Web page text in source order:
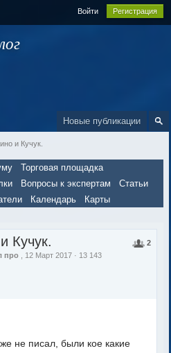
Войти Регистрация
Новые публикации
и Кучук.
Торговая площадка
Вопросы к экспертам
Статьи
Календарь Карты
2
Кучук.
про
, 12 Март 2017 · 13 143
не писал, были кое какие